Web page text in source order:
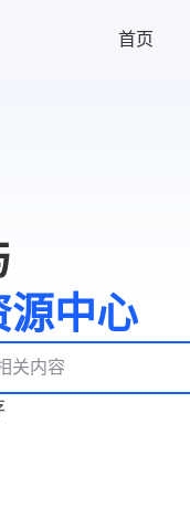
首页
源中心